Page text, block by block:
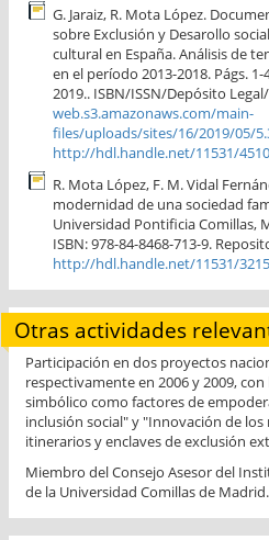
G. Jaraiz, R. Mota López.
sobre Exclusión y Desarollo
cultural en España. Análisis de
en el período 2013-2018. Págs.
2019.. ISBN/ISSN/Depósito
web.s3.amazonaws.com/main-
files/uploads/sites/16/2019/05/
http://hdl.handle.net/11531/
R. Mota López, F. M. Vidal
modernidad de una sociedad
Universidad Pontificia Comillas,
ISBN: 978-84-8468-713-9.
http://hdl.handle.net/11531/
Otras actividades
Participación en dos proyectos
respectivamente en 2006 y 2009,
simbólico como factores de
inclusión social" y "Innovación de los
itinerarios y enclaves de exclusión
Miembro del Consejo Asesor del
de la Universidad Comillas de